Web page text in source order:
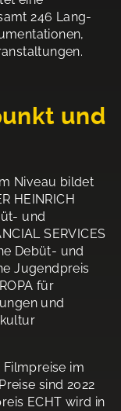
246 Lang-
und
Niveau bildet
HEINRICH
und
SERVICES
Debüt- und
Jugendpreis
für
und
im
sind 2022
ECHT wird in